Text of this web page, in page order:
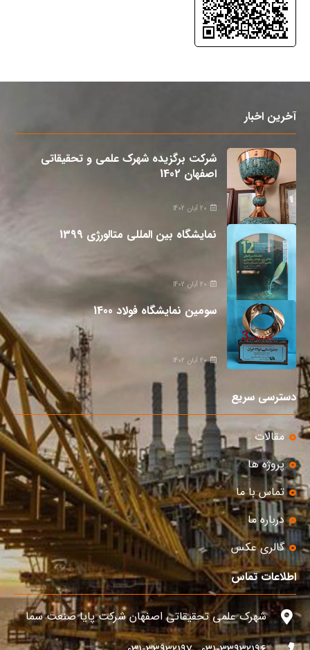
آخرین اخبار
شرکت برگزیده شهرک علمی و تحقیقاتی
اصفهان 1402
20 آبان 1402
نمایشگاه بین المللی متالورژی 1399
20 آبان 1402
سومین نمایشگاه فولاد 1400
20 آبان 1402
دسترسی سریع
مقالات
پروژه ها
تماس با ما
درباره ما
گالری عکس
اطلاعات تماس
شهرک علمی تحقیقاتی اصفهان شرکت پایا صنعت سما